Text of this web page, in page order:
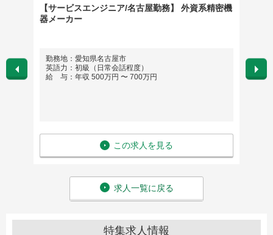
芝
、
【サービスエンジニア/名古屋勤務】 外資系精密機
器メーカー
勤務地：愛知県名古屋市
英語力：初級（日常会話程度）
給 与：年収 500万円 〜 700万円
この求人を見る
勤務
英語
給
求人一覧に戻る
特集求人情報